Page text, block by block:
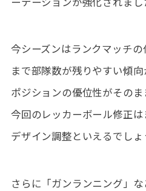
今シーズンはランクマッチ
まで部隊数が残りやすい傾
ポジションの優位性がそのま
今回のレッカーボール修正
デザイン調整といえるでしょ
さらに「ガンランニング」